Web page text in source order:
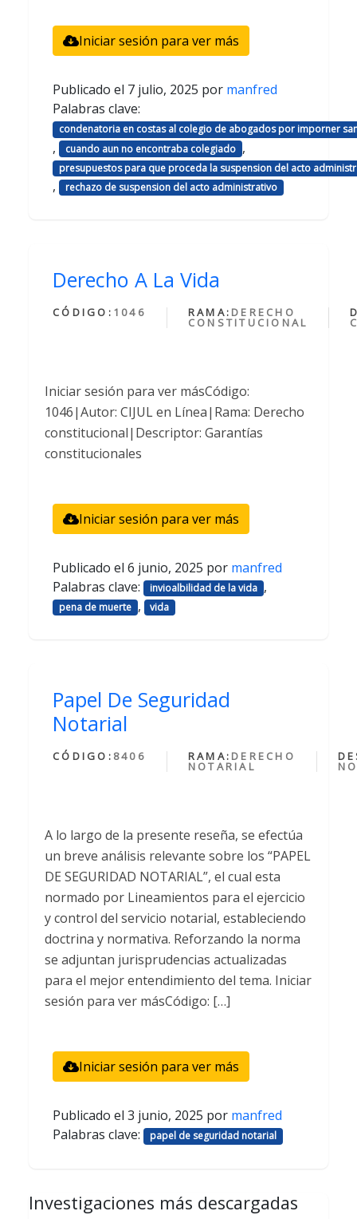
Iniciar sesión para ver más
Publicado el 7 julio, 2025 por manfred
Palabras clave:
condenatoria en costas al colegio de abogados por imporner
, cuando aun no encontraba colegiado ,
presupuestos para que proceda la suspension del acto
, rechazo de suspension del acto administrativo
Derecho A La Vida
CÓDIGO: 1046 RAMA: DERECHO
CONSTITUCIONAL
Iniciar sesión para ver másCódigo:
1046|Autor: CIJUL en Línea|Rama: Derecho
constitucional|Descriptor: Garantías
constitucionales
Iniciar sesión para ver más
Publicado el 6 junio, 2025 por manfred
Palabras clave:
invioalbilidad de la vida ,
pena de muerte , vida
Papel De Seguridad
Notarial
CÓDIGO: 8406 RAMA: DERECHO
NOTARIAL
A lo largo de la presente reseña, se efectúa
un breve análisis relevante sobre los “PAPEL
DE SEGURIDAD NOTARIAL”, el cual esta
normado por Lineamientos para el ejercicio
y control del servicio notarial, estableciendo
doctrina y normativa. Reforzando la norma
se adjuntan jurisprudencias actualizadas
para el mejor entendimiento del tema. Iniciar
sesión para ver másCódigo: […]
Iniciar sesión para ver más
Publicado el 3 junio, 2025 por manfred
Palabras clave:
papel de seguridad notarial
Investigaciones más descargadas